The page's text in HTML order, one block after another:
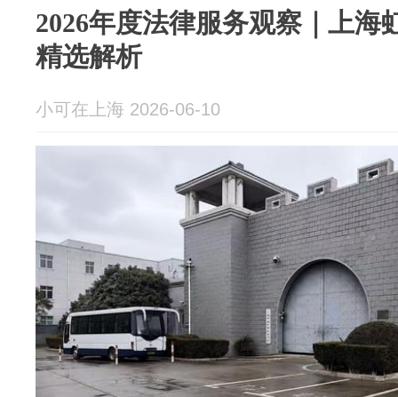
2026年度法律服务观察｜上海
精选解析
小可在上海 2026-06-10